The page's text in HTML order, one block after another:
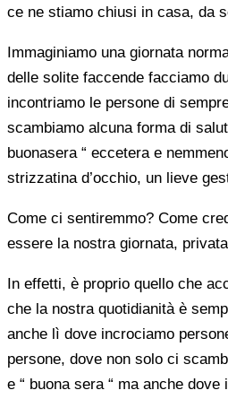
ce ne stiamo chiusi in casa, da
Immaginiamo una giornata
delle solite faccende facciamo
incontriamo le persone di
scambiamo alcuna forma di
buonasera “ eccetera e
strizzatina d’occhio, un lieve
Come ci sentiremmo? Come
essere la nostra giornata,
In effetti, è proprio quello che
che la nostra quotidianità è
anche lì dove incrociamo
persone, dove non solo ci
e “ buona sera “ ma anche